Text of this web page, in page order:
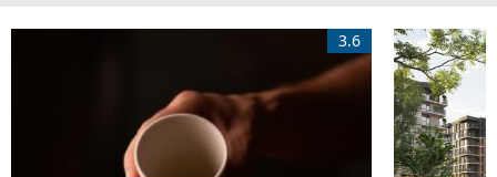
3.6